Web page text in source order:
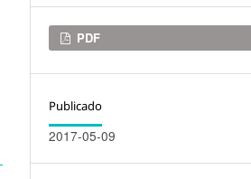
Descargas
PDF
Publicado
2017-05-09